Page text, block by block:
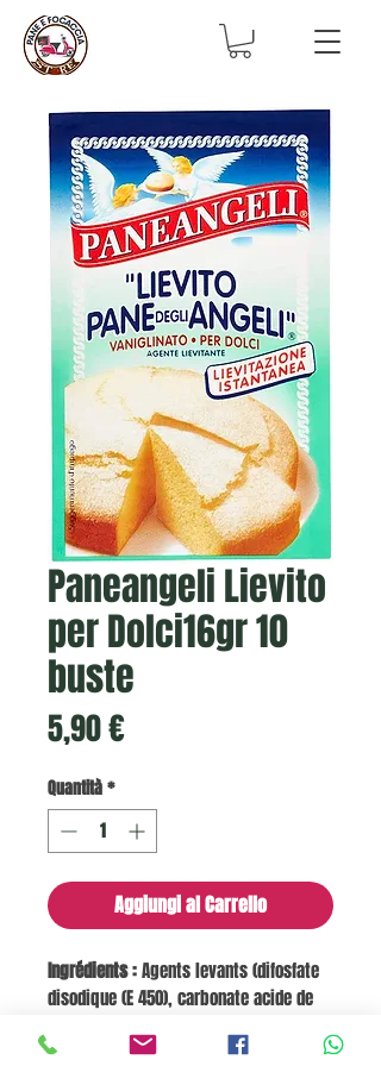
Paneangeli Lievito
per Dolci16gr 10
buste
5,90 €Prezzo
Quantità*
Aggiungi al Carrello
Ingrédients :Agents levants (difosfate
disodique (E 450), carbonate acide de
(sels de sodium, potassium et calcium